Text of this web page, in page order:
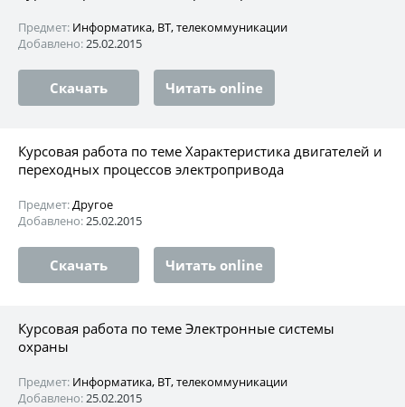
Предмет: Информатика, ВТ, телекоммуникации
Добавлено:25.02.2015
Скачать Читать online
Курсовая работа по теме Характеристика двигателей и
переходных процессов электропривода
Предмет:Другое
Добавлено:25.02.2015
Скачать Читать online
Курсовая работа по теме Электронные системы
охраны
Предмет: Информатика, ВТ, телекоммуникации
Добавлено:25.02.2015